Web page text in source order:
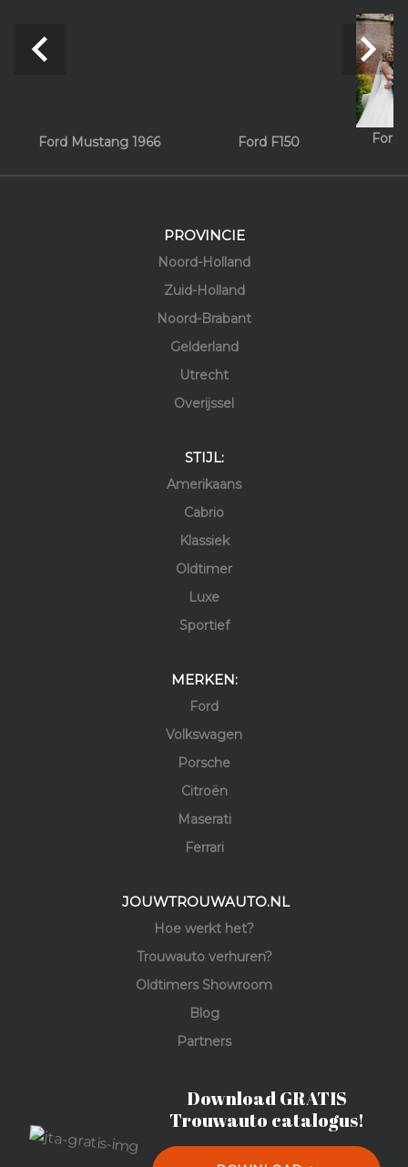
Ford Mustang 1966 Ford F150 Ford
navigate_before navigate_next
PROVINCIE
Noord-Holland
Zuid-Holland
Noord-Brabant
Gelderland
Utrecht
Overijssel
STIJL:
Amerikaans
Cabrio
Klassiek
Oldtimer
Luxe
Sportief
MERKEN:
Ford
Volkswagen
Porsche
Citroën
Maserati
Ferrari
JOUWTROUWAUTO.NL
Hoe werkt het?
Trouwauto verhuren?
Oldtimers Showroom
Blog
Partners
Download GRATIS
Trouwauto catalogus!